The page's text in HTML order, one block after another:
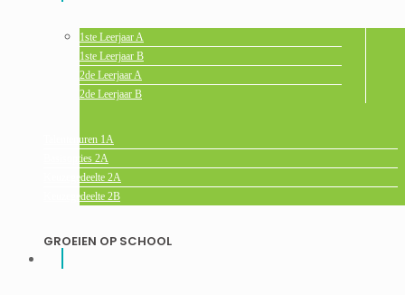
1ste Leerjaar A
1ste Leerjaar B
2de Leerjaar A
2de Leerjaar B
Talentenuren 1A
Basisopties 2A
Keuzegedeelte 2A
Keuzegedeelte 2B
GROEIEN OP SCHOOL